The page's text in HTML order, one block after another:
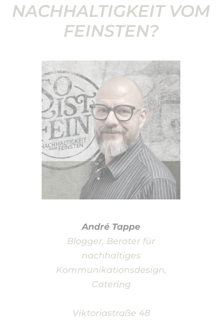
NACHHALTIGKEIT VOM
FEINSTEN?
André Tappe
Blogger, Berater für
nachhaltiges
Kommunikationsdesign,
Catering
Viktoriastraße 48